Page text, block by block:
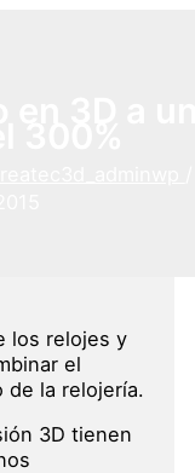
los relojes y
el
de la relojería.
3D tienen